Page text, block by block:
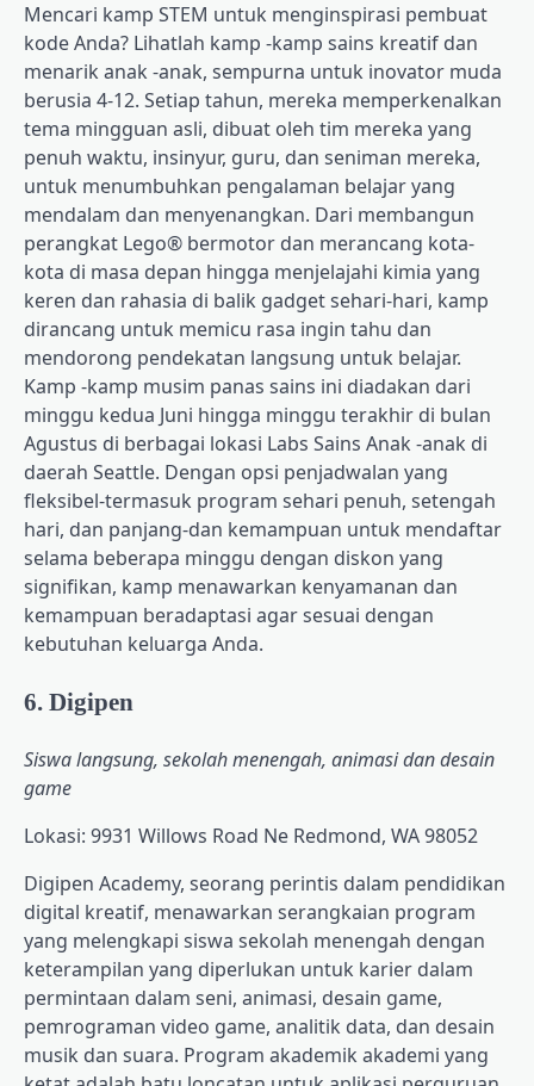
Mencari kamp STEM untuk menginspirasi pembuat
kode Anda? Lihatlah kamp -kamp sains kreatif dan
menarik anak -anak, sempurna untuk inovator muda
berusia 4-12. Setiap tahun, mereka memperkenalkan
tema mingguan asli, dibuat oleh tim mereka yang
penuh waktu, insinyur, guru, dan seniman mereka,
untuk menumbuhkan pengalaman belajar yang
mendalam dan menyenangkan. Dari membangun
perangkat Lego® bermotor dan merancang kota-
kota di masa depan hingga menjelajahi kimia yang
keren dan rahasia di balik gadget sehari-hari, kamp
dirancang untuk memicu rasa ingin tahu dan
mendorong pendekatan langsung untuk belajar.
Kamp -kamp musim panas sains ini diadakan dari
minggu kedua Juni hingga minggu terakhir di bulan
Agustus di berbagai lokasi Labs Sains Anak -anak di
daerah Seattle. Dengan opsi penjadwalan yang
fleksibel-termasuk program sehari penuh, setengah
hari, dan panjang-dan kemampuan untuk mendaftar
selama beberapa minggu dengan diskon yang
signifikan, kamp menawarkan kenyamanan dan
kemampuan beradaptasi agar sesuai dengan
kebutuhan keluarga Anda.
6. Digipen
Siswa langsung, sekolah menengah, animasi dan desain
game
Lokasi: 9931 Willows Road Ne Redmond, WA 98052
Digipen Academy, seorang perintis dalam pendidikan
digital kreatif, menawarkan serangkaian program
yang melengkapi siswa sekolah menengah dengan
keterampilan yang diperlukan untuk karier dalam
permintaan dalam seni, animasi, desain game,
pemrograman video game, analitik data, dan desain
musik dan suara. Program akademik akademi yang